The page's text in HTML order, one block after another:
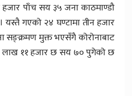
पाँच सय ३५ जना काठमाण्डौ
गएको २४ घण्टामा तीन हजार
सङ्क्रमण मुक्त भएसँगै कोरोनाबाट
११ हजार छ सय ७० पुगेको छ